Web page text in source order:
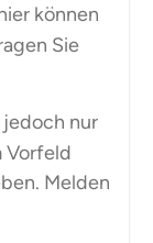
können
Sie
nur
Vorfeld
Melden